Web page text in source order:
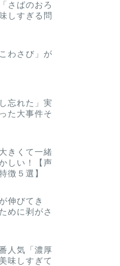
さばのおろ
しすぎる問
わさび」が
忘れた」実
た大事件そ
きくて一緒
しい！【声
徴５選】
伸びてき
めに剥がさ
人気「濃厚
味しすぎて